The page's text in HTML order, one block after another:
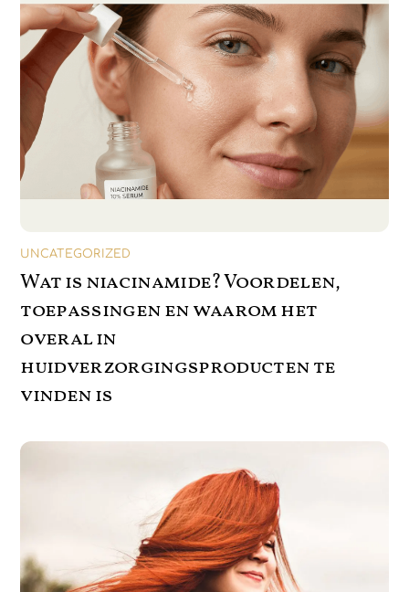
UNCATEGORIZED
Wat is niacinamide? Voordelen,
toepassingen en waarom het
overal in
huidverzorgingsproducten te
vinden is